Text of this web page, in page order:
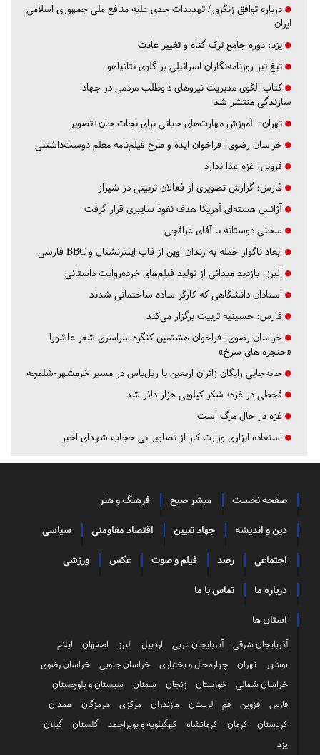
درباره توافق زنگزور/ تهدیدات جدی علیه منافع ملی جمهوری اسلامی
ایران
یزد: دوره جامع ترک گناه و تغییر عادت
تیغ تیز روزنامه‌نگاران اسرائیلی بر گلوی نتانیاهو
کتاب الگوی مدیریت نیروهای داوطلب مردمی در جهاد
سازندگی منتشر شد
تهران: آموزش مهارت‌های حیاتی برای نجات جان+تصویر
خراسان رضوی: فراخوان ایده و طرح فیلم‌نامه معلم دوست‌داشتنی
قزوین: غزه غذا ندارد
فارس: گزارش تصویری از فعالان تربیتی در شیراز
آژانس هسته‌ای آمریکا هدف نفوذ سایبری قرار گرفت
سخنی دوستانه با آقای عراقچی
ابعاد ناگوار حمله به زندان اوین از قاب اینترنشنال و BBC فارسی
البرز: بازدید میدانی از تولید فیلم‌های خرده‌روایت داستانی
استادان دانشگاهی که کارگر ساده ساختمانی شدند
فارس: حسینیه تربیت برگزار می‌کند
خراسان رضوی: فراخوان هشتمین کنگره سراسری شعر عاشورا
«حنجره های سرخ»
جابه‌جایی رایگان زائران اربعین با ریل‌باس در مسیر خرمشهر-شلمچه
قحطی در غزه؛ شکر کیلویی هزار دلار شد
غزه در حال مرگ است
استفاده ابزاری وزارت کار از تصاویر بی حجاب شهدای اخیر
صفحه نخست مبشر صبح فرهنگ و هنر
دین و اندیشه جهاد تبیین اقتصاد مقاومتی سیاسی
اجتماعی رصد فیلم و صوت عکس ورزشی
درباره ما تماس با ما
استان ها
آذربایجان شرقی آذربایجان غربی اردبیل البرز اصفهان
ایلام
بوشهر
تهران چهارمحال و بختیاری خراسان جنوبی
خراسان رضوی
خراسان شمالی
خوزستان زنجان سمنان
سیستان و بلوچستان
فارس
قزوین قم لرستان مازندران مرکزی هرمزگان
همدان
کردستان
کرمان کرمانشاه کهگیلویه و بویراحمد گلستان
گیلان
یزد